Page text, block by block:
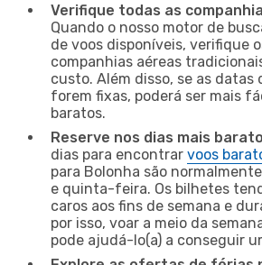
Verifique todas as
Quando o nosso motor de
de voos disponíveis, verifique
companhias aéreas
custo. Além disso, se as datas
forem fixas, poderá ser mais
baratos.
Reserve nos dias mais
dias para encontrar voos
para Bolonha são
e quinta-feira. Os bilhetes
caros aos fins de semana e
por isso, voar a meio da
pode ajudá-lo(a) a conseguir